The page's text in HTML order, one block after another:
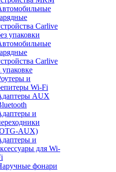
Carlive
упаковки
Carlive
упаковке
и
Wi-Fi
AUX
и
AUX)
и
для Wi-
фонари